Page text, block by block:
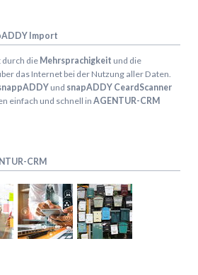
Import
die Mehrsprachigkeit und die
das Internet bei der Nutzung aller Daten.
und snapADDY CeardScanner
einfach und schnell in AGENTUR-CRM
CRM